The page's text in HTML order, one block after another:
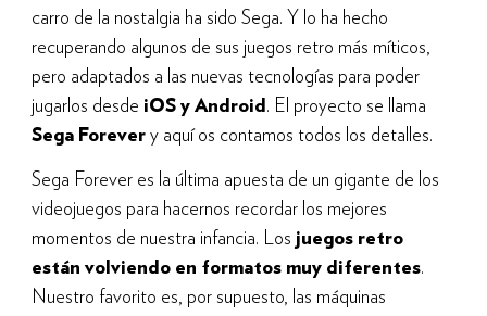
carro de la nostalgia ha sido Sega. Y lo ha hecho
recuperando algunos de sus juegos retro más míticos,
pero adaptados a las nuevas tecnologías para poder
jugarlos desde iOS y Android . El proyecto se llama
Sega Forever y aquí os contamos todos los detalles.
Sega Forever es la última apuesta de un gigante de los
videojuegos para hacernos recordar los mejores
momentos de nuestra infancia. Los juegos retro
están volviendo en formatos muy diferentes.
Nuestro favorito es, por supuesto, las máquinas